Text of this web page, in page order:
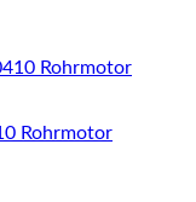
Rohrmotor